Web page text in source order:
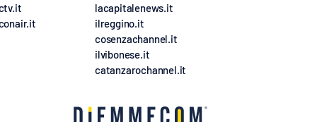
lacapitalenews.it
ilreggino.it
cosenzachannel.it
ilvibonese.it
catanzarochannel.it